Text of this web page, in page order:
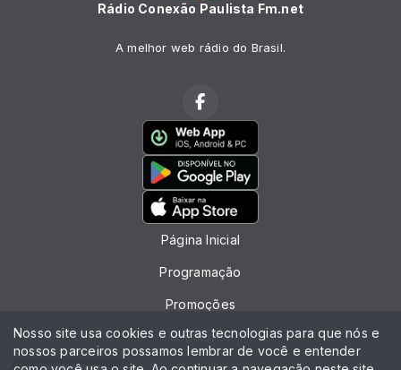
Rádio Conexão Paulista Fm.net
A melhor web rádio do Brasil.
Página Inicial
Programação
Promoções
Locutores
Nosso site usa cookies e outras tecnologias para que nós e
nossos parceiros possamos lembrar de você e entender